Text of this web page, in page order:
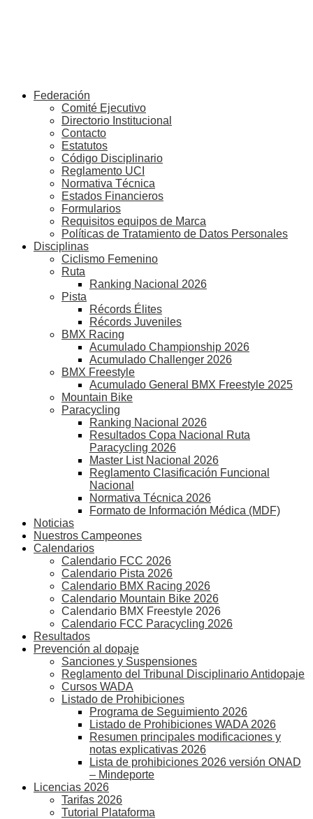
Federación
Comité Ejecutivo
Directorio Institucional
Contacto
Estatutos
Código Disciplinario
Reglamento UCI
Normativa Técnica
Estados Financieros
Formularios
Requisitos equipos de Marca
Políticas de Tratamiento de Datos Personales
Disciplinas
Ciclismo Femenino
Ruta
Ranking Nacional 2026
Pista
Récords Élites
Récords Juveniles
BMX Racing
Acumulado Championship 2026
Acumulado Challenger 2026
BMX Freestyle
Acumulado General BMX Freestyle 2025
Mountain Bike
Paracycling
Ranking Nacional 2026
Resultados Copa Nacional Ruta
Paracycling 2026
Master List Nacional 2026
Reglamento Clasificación Funcional
Nacional
Normativa Técnica 2026
Formato de Información Médica (MDF)
Noticias
Nuestros Campeones
Calendarios
Calendario FCC 2026
Calendario Pista 2026
Calendario BMX Racing 2026
Calendario Mountain Bike 2026
Calendario BMX Freestyle 2026
Calendario FCC Paracycling 2026
Resultados
Prevención al dopaje
Sanciones y Suspensiones
Reglamento del Tribunal Disciplinario Antidopaje
Cursos WADA
Listado de Prohibiciones
Programa de Seguimiento 2026
Listado de Prohibiciones WADA 2026
Resumen principales modificaciones y
notas explicativas 2026
Lista de prohibiciones 2026 versión ONAD
– Mindeporte
Licencias 2026
Tarifas 2026
Tutorial Plataforma